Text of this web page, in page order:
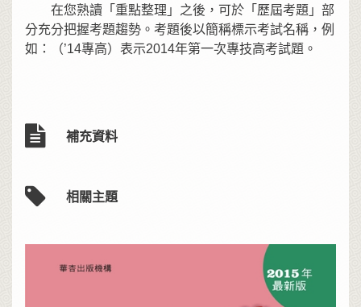
在您熟讀「重點整理」之後，可於「歷屆考題」部
分充分把握考題趨勢。考題後以簡稱標示考試名稱，例
如：（’14專高）表示2014年第一次專技高考試題。
補充資料
相關主題